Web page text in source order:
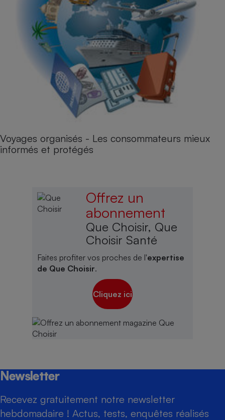
Voyages organisés - Les consommateurs mieux
informés et protégés
Offrez un
abonnement
Que Choisir, Que
Choisir Santé
Faites profiter vos proches de l'expertise
de Que Choisir.
Cliquez ici
Newsletter
Recevez gratuitement notre newsletter
hebdomadaire ! Actus, tests, enquêtes réalisés